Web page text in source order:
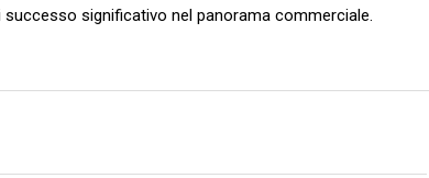
significativo nel panorama commerciale.